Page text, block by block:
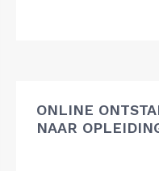
ONLINE
NAAR